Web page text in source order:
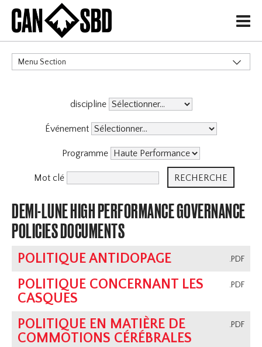
H
Menu Section
Politiques de Gouvernance
X
Services aux Membres
Événements & Compétitions
Archive
discipline
Événement
Programme
Mot clé
DEMI-LUNE HIGH PERFORMANCE GOVERNANCE
POLICIES DOCUMENTS
.PDF
POLITIQUE ANTIDOPAGE
.PDF
POLITIQUE CONCERNANT LES
CASQUES
.PDF
POLITIQUE EN MATIÈRE DE
COMMOTIONS CÉRÉBRALES